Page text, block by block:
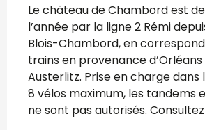
Le château de Chambord est
l’année par la ligne 2 Rémi
Blois-Chambord, en
trains en provenance
Austerlitz. Prise en charge
8 vélos maximum, les tandems
ne sont pas autorisés. Consultez